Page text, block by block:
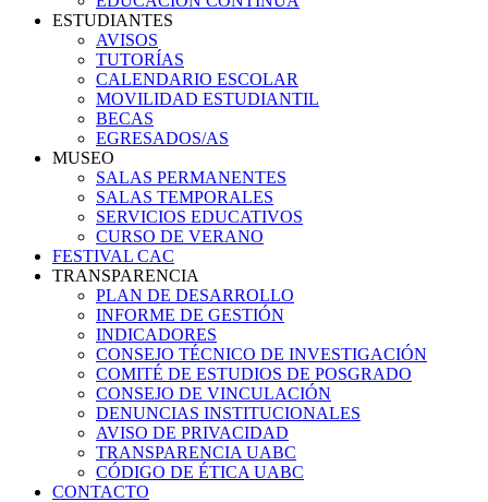
ESTUDIANTES
AVISOS
TUTORÍAS
CALENDARIO ESCOLAR
MOVILIDAD ESTUDIANTIL
BECAS
EGRESADOS/AS
MUSEO
SALAS PERMANENTES
SALAS TEMPORALES
SERVICIOS EDUCATIVOS
CURSO DE VERANO
FESTIVAL CAC
TRANSPARENCIA
PLAN DE DESARROLLO
INFORME DE GESTIÓN
INDICADORES
CONSEJO TÉCNICO DE INVESTIGACIÓN
COMITÉ DE ESTUDIOS DE POSGRADO
CONSEJO DE VINCULACIÓN
DENUNCIAS INSTITUCIONALES
AVISO DE PRIVACIDAD
TRANSPARENCIA UABC
CÓDIGO DE ÉTICA UABC
CONTACTO